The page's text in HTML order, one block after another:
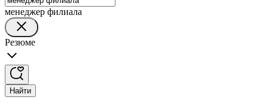
менеджер филиала
Резюме
Найти